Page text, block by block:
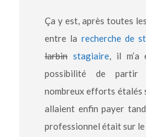
Ça y est, après toutes
entre la recherche de
larbin stagiaire, il m’a
possibilité de partir
nombreux efforts étalés
allaient enfin payer
professionnel était sur